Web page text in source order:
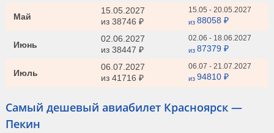
Май
15.05.2027
из 38746 ₽
15.05 - 20.05.2027
из 88058 ₽
Июнь
02.06.2027
из 38447 ₽
02.06 - 18.06.2027
из 87379 ₽
Июль
06.07.2027
из 41716 ₽
06.07 - 21.07.2027
из 94810 ₽
Самый дешевый авиабилет Красноярск —
Пекин